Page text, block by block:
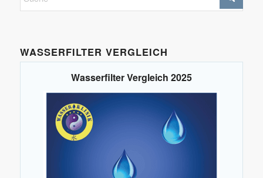
WASSERFILTER VERGLEICH
Wasserfilter Vergleich 2025